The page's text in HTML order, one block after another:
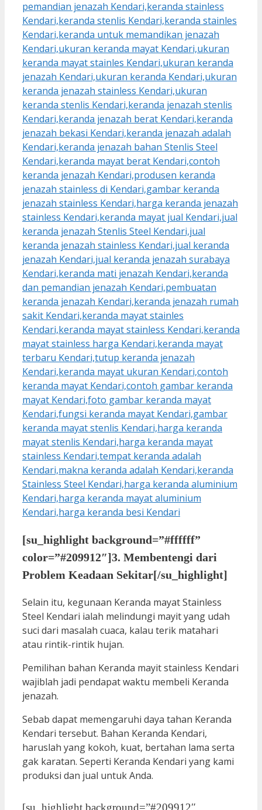
[su_highlight background=”#ffffff”
color=”#209912″]3. Membentengi dari
Problem Keadaan Sekitar[/su_highlight]
Selain itu, kegunaan Keranda mayat Stainless
Steel Kendari ialah melindungi mayit yang udah
suci dari masalah cuaca, kalau terik matahari
atau rintik-rintik hujan.
Pemilihan bahan Keranda mayit stainless Kendari
wajiblah jadi pendapat waktu membeli Keranda
jenazah.
Sebab dapat memengaruhi daya tahan Keranda
Kendari tersebut. Bahan Keranda Kendari,
haruslah yang kokoh, kuat, bertahan lama serta
gak karatan. Seperti Keranda Kendari yang kami
produksi dan jual untuk Anda.
[su_highlight background=”#209912″